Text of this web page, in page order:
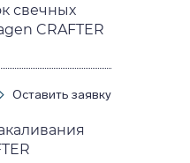
свечных
CRAFTER
Оставить заявку